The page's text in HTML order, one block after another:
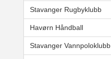
Stavanger Rugbyklubb
Havørn Håndball
Stavanger Vannpoloklubb